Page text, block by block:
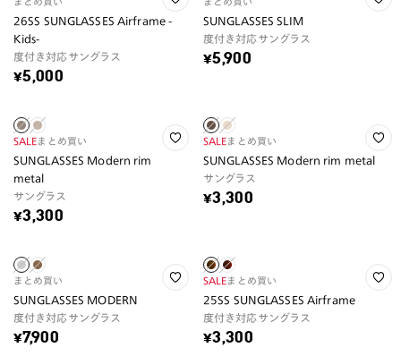
26SS SUNGLASSES Airframe -
Kids-
度付き対応サングラス
¥5,000
SUNGLASSES SLIM
度付き対応サングラス
¥5,900
SALEまとめ買い
SUNGLASSES Modern rim
metal
サングラス
¥3,300
SALEまとめ買い
SUNGLASSES Modern rim metal
サングラス
¥3,300
まとめ買い
SUNGLASSES MODERN
度付き対応サングラス
¥7,900
SALEまとめ買い
25SS SUNGLASSES Airframe
度付き対応サングラス
¥3,300